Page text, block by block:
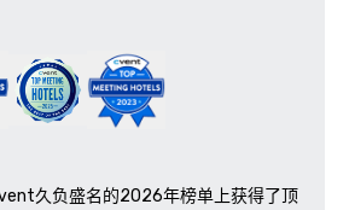
久负盛名的2026年榜单上获得了顶